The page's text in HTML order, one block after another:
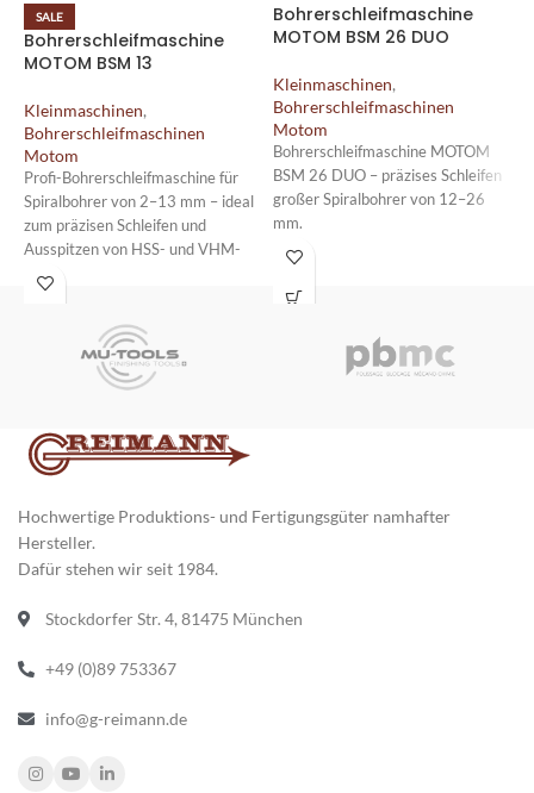
SALE
Bohrerschleifmaschine
MOTOM BSM 13
Kleinmaschinen,
Bohrerschleifmaschinen
Motom
Profi-Bohrerschleifmaschine für
Spiralbohrer von 2–13 mm – ideal
zum präzisen Schleifen und
Ausspitzen von HSS- und VHM-
Bohrern.
Ausspitzungen).
Kompakter Präzisions-
Bohrerschleifer für Werkstätten,
Anwendungen, bei denen kleine
Bohrerdurchmesser zuverlässig
Bohrerschleifmaschine
MOTOM BSM 26 DUO
Kleinmaschinen,
Bohrerschleifmaschinen
Motom
Bohrerschleifmaschine MOTOM
BSM 26 DUO – präzises Schleifen
großer Spiralbohrer von 12–26
mm.
Mit zwei Ausspitzvorrichtungen
Hinterschliff, geführtem MOTOM-
und hoher Wiederholgenauigkeit.
Ideal für Industrie, Werkzeugbau
Hochwertige Produktions- und Fertigungsgüter namhafter
Hersteller.
Dafür stehen wir seit 1984.
Stockdorfer Str. 4, 81475 München
+49 (0)89 753367
info@g-reimann.de